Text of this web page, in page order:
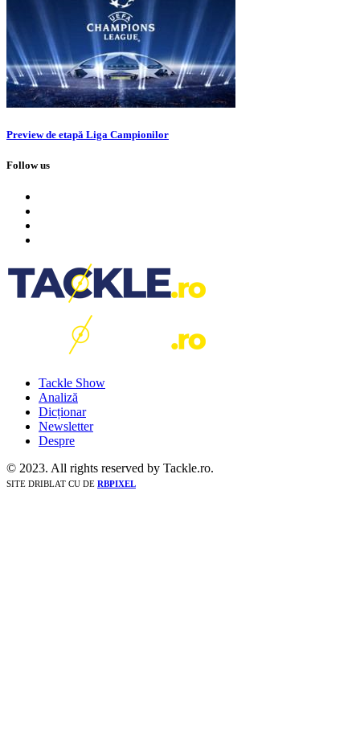
Preview de etapă Liga Campionilor
Follow us
Tackle Show
Analiză
Dicționar
Newsletter
Despre
© 2023. All rights reserved by Tackle.ro.
SITE DRIBLAT CU DE RBPIXEL